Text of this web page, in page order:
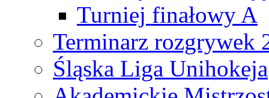
Turniej finałowy A
Terminarz rozgrywek
Śląska Liga Unihokeja